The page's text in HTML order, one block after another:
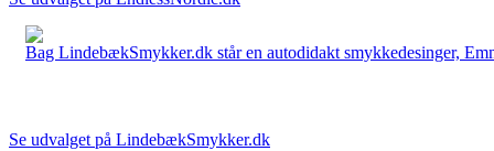
Bag LindebækSmykker.dk står en autodidakt smykkedesinger,
Se udvalget på LindebækSmykker.dk